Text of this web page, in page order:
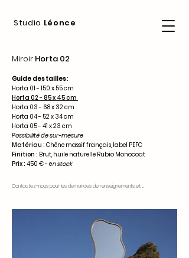
Studio Léonce
Miroir Horta 02
Guide des tailles:
Horta 01 - 150 x 55 cm
Horta 02 - 85 x 45 cm
Horta 03 - 68 x 32 cm
Horta 04 - 52 x 34 cm
Horta 05 - 41 x 23 cm
Possibilité de sur-mesure
Matériau : Chêne massif français, label PEFC
Finition : Brut, huile naturelle Rubio Monocoat
Prix : 450 € - en stock
Contactez-nous pour les demandes de renseignements et les prix.